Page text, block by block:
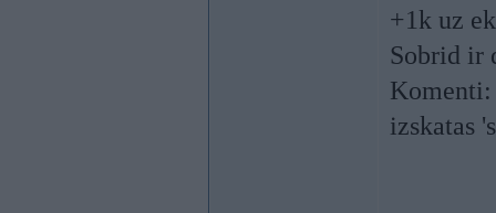
+1k uz
Sobrid ir
Komenti:
izskatas